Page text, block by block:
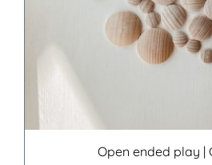
Open ended play |